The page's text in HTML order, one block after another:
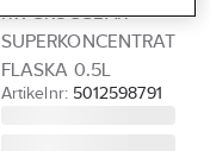
RW SKOGSBÄR
SUPERKONCENTRAT
FLASKA 0.5L
Artikelnr: 5012598791